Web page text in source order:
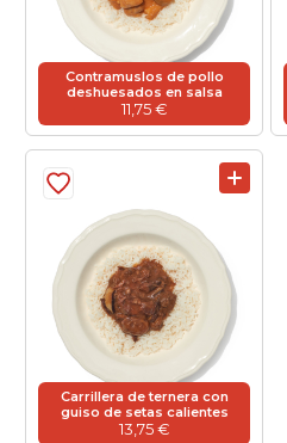
GLUTEN
Contramuslos de pollo
deshuesados en salsa
11,75 €
Carrillera de ternera con
guiso de setas calientes
13,75 €